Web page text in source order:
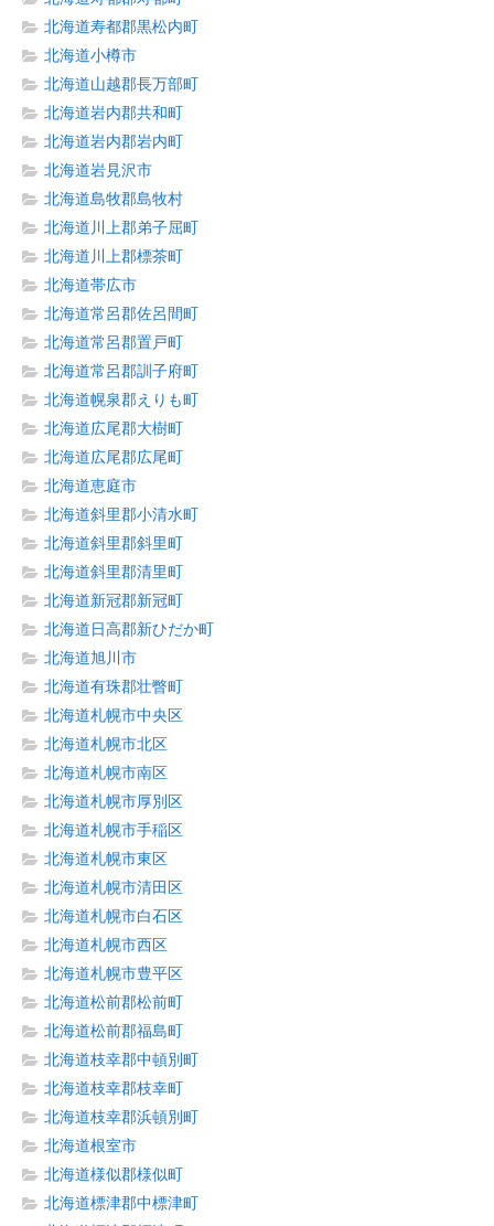
北海道寿都郡黒松内町
北海道小樽市
北海道山越郡長万部町
北海道岩内郡共和町
北海道岩内郡岩内町
北海道岩見沢市
北海道島牧郡島牧村
北海道川上郡弟子屈町
北海道川上郡標茶町
北海道帯広市
北海道常呂郡佐呂間町
北海道常呂郡置戸町
北海道常呂郡訓子府町
北海道幌泉郡えりも町
北海道広尾郡大樹町
北海道広尾郡広尾町
北海道恵庭市
北海道斜里郡小清水町
北海道斜里郡斜里町
北海道斜里郡清里町
北海道新冠郡新冠町
北海道日高郡新ひだか町
北海道旭川市
北海道有珠郡壮瞥町
北海道札幌市中央区
北海道札幌市北区
北海道札幌市南区
北海道札幌市厚別区
北海道札幌市手稲区
北海道札幌市東区
北海道札幌市清田区
北海道札幌市白石区
北海道札幌市西区
北海道札幌市豊平区
北海道松前郡松前町
北海道松前郡福島町
北海道枝幸郡中頓別町
北海道枝幸郡枝幸町
北海道枝幸郡浜頓別町
北海道根室市
北海道様似郡様似町
北海道標津郡中標津町